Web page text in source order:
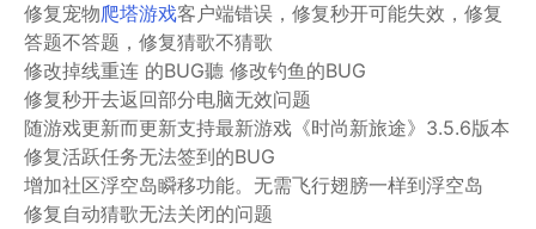
修复宠物爬塔游戏客户端错误，修复秒开可能失效，修复
答题不答题，修复猜歌不猜歌
修改掉线重连 的BUG聽 修改钓鱼的BUG
修复秒开去返回部分电脑无效问题
随游戏更新而更新支持最新游戏《时尚新旅途》3.5.6版本
修复活跃任务无法签到的BUG
增加社区浮空岛瞬移功能。无需飞行翅膀一样到浮空岛
修复自动猜歌无法关闭的问题